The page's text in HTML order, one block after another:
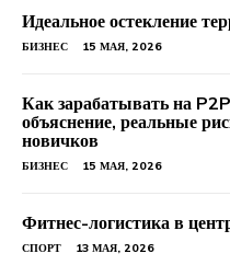
Идеальное остекление
БИЗНЕС 15 МАЯ, 2026
Как зарабатывать на
объяснение, реальные
новичков
БИЗНЕС 15 МАЯ, 2026
Фитнес-логистика в
СПОРТ 13 МАЯ, 2026